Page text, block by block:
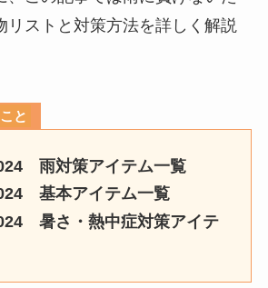
リストと対策方法を詳しく解説
と
雨対策アイテム一覧
基本アイテム一覧
暑さ・熱中症対策アイテ